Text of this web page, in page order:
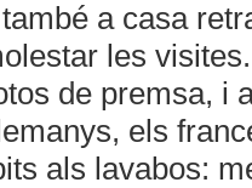
a casa
les
de premsa, i
els
als lavabos: